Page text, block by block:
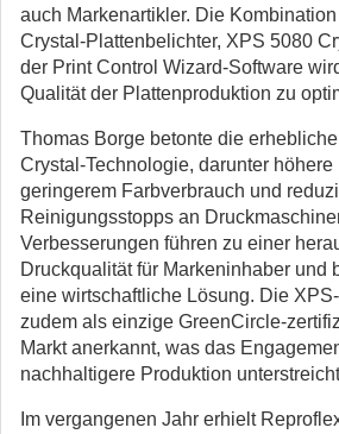
auch Markenartikler. Die
Crystal-Plattenbelichter, XPS 5080
der Print Control Wizard-Software
Qualität der Plattenproduktion zu
Thomas Borge betonte die
Crystal-Technologie, darunter höhere
geringerem Farbverbrauch und
Reinigungsstopps an
Verbesserungen führen zu einer
Druckqualität für Markeninhaber und
eine wirtschaftliche Lösung. Die
zudem als einzige GreenCircle-
Markt anerkannt, was das
nachhaltigere Produktion
Im vergangenen Jahr erhielt